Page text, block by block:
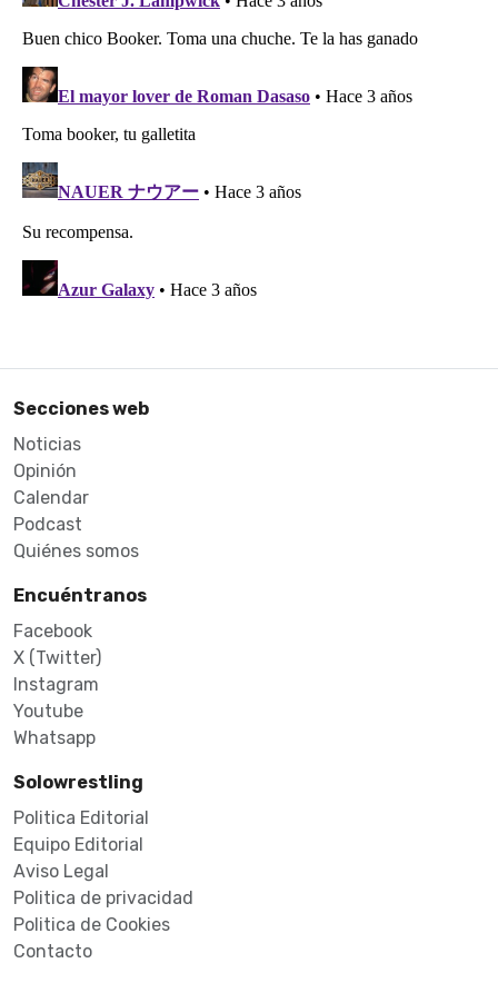
Secciones web
Noticias
Opinión
Calendar
Podcast
Quiénes somos
Encuéntranos
Facebook
X (Twitter)
Instagram
Youtube
Whatsapp
Solowrestling
Politica Editorial
Equipo Editorial
Aviso Legal
Politica de privacidad
Politica de Cookies
Contacto